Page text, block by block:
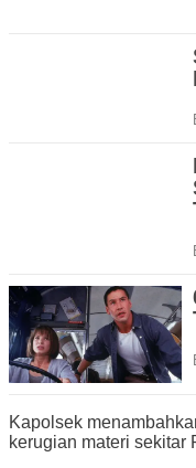
Kapolsek
kerugian materi sekitar